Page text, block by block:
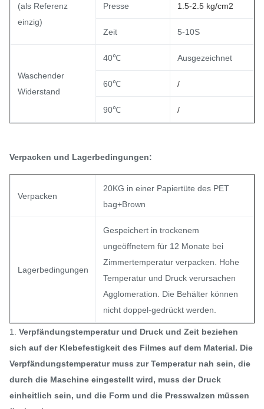
(als Referenz
einzig)
Presse 1.5-2.5 kg/cm2
Zeit 5-10S
Waschender
Widerstand
40℃ Ausgezeichnet
60℃ /
90℃ /
Verpacken und Lagerbedingungen:
Verpacken
20KG in einer Papiertüte des PET
bag+Brown
Lagerbedingungen
Gespeichert in trockenem
ungeöffnetem für 12 Monate bei
Zimmertemperatur verpacken. Hohe
Temperatur und Druck verursachen
Agglomeration. Die Behälter können
nicht doppel-gedrückt werden.
1. Verpfändungstemperatur und Druck und Zeit beziehen
sich auf der Klebefestigkeit des Filmes auf dem Material. Die
Verpfändungstemperatur muss zur Temperatur nah sein, die
durch die Maschine eingestellt wird, muss der Druck
einheitlich sein, und die Form und die Presswalzen müssen